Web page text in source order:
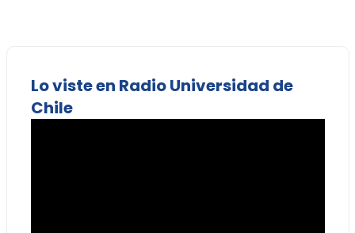
Lo viste en Radio Universidad de
Chile